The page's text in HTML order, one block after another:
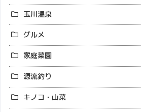
玉川温泉
グルメ
家庭菜園
源流釣り
キノコ・山菜